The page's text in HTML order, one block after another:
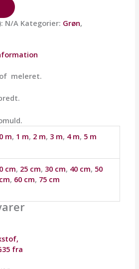
N/A Kategorier: Grøn,
meleret.
0 m, 1 m, 2 m, 3 m, 4 m, 5 m
0 cm, 25 cm, 30 cm, 40 cm, 50
cm, 60 cm, 75 cm